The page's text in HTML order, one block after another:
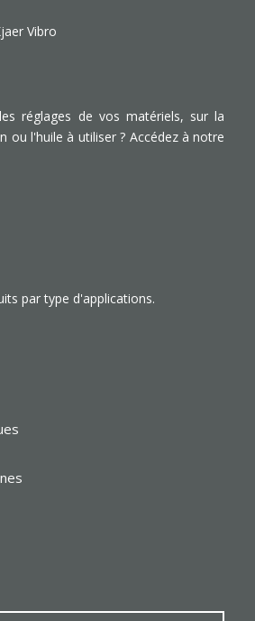
Vibro
réglages de vos matériels, sur la
ou l'huile à utiliser ? Accédez à notre
par type d'applications.